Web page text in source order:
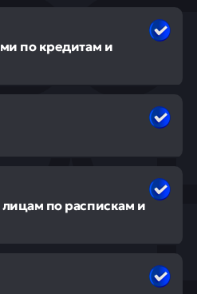
по кредитам и
по распискам и